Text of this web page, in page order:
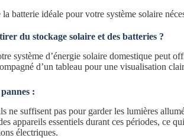
batterie idéale pour votre système solaire
du stockage solaire et des batteries ?
système d’énergie solaire domestique peut
d’un tableau pour une visualisation
:
ne suffisent pas pour garder les lumières
appareils essentiels durant ces périodes, ce
électriques.